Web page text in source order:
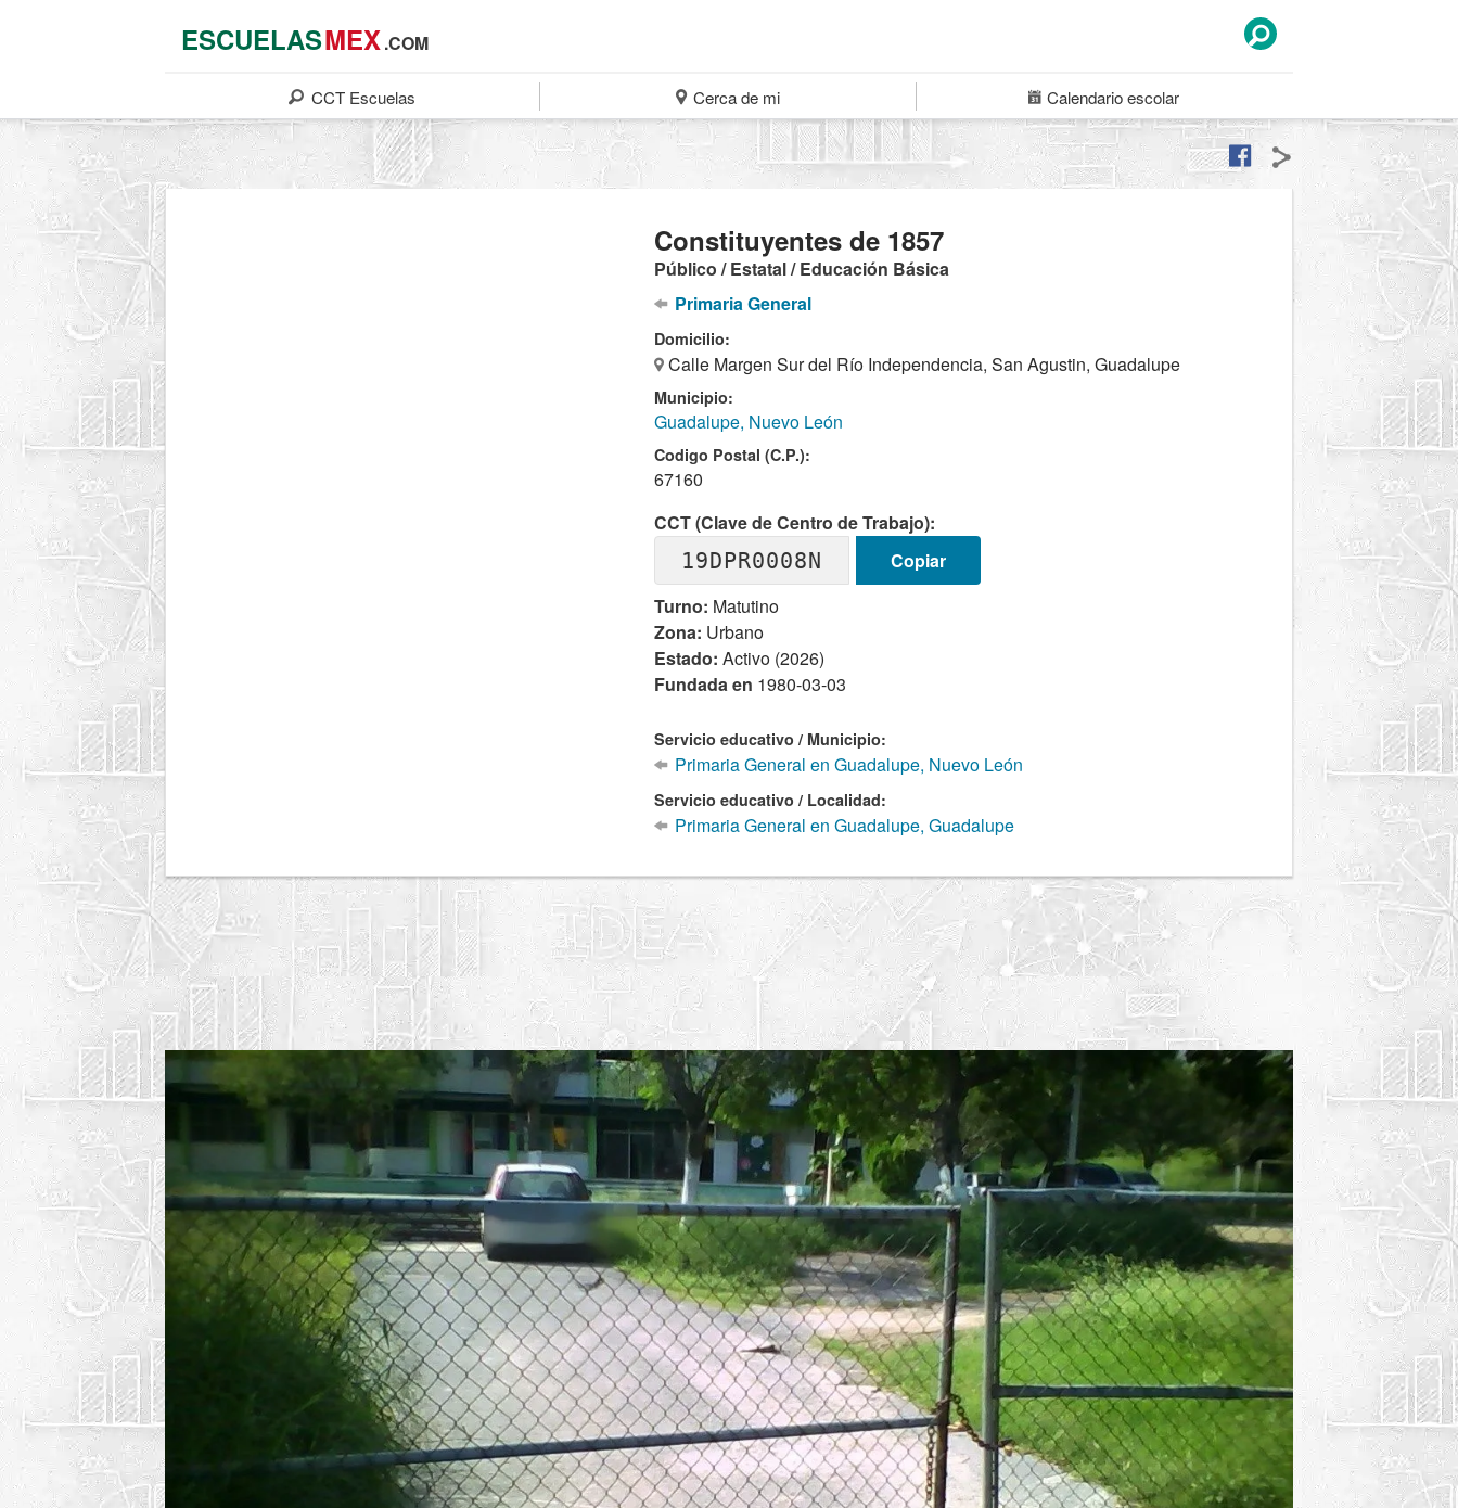
ESCUELASMEX.COM
CCT Escuelas Cerca de mi Calendarioescolar
Constituyentes de 1857
Público / Estatal / Educación Básica
Primaria General
Domicilio:
Calle Margen Sur del Río Independencia, San Agustin, Guadalupe
Municipio:
Guadalupe, Nuevo León
Codigo Postal (C.P.):
67160
CCT (Clave de Centro de Trabajo):
19DPR0008N
Copiar
Turno: Matutino
Zona: Urbano
Estado: Activo (2026)
Fundada en 1980-03-03
Servicio educativo / Municipio:
Primaria General en Guadalupe, Nuevo León
Servicio educativo / Localidad:
Primaria General en Guadalupe, Guadalupe